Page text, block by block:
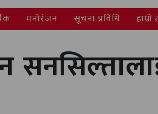
मनोरंजन सूचना प्रविधि हाम्रो